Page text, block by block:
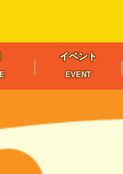
イベント
EVENT